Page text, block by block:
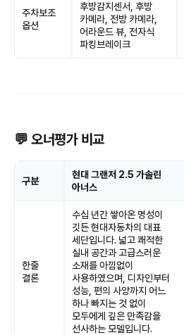
주차보조
옵션
후방감지센서, 후방
카메라, 전방 카메라,
어라운드 뷰, 전자식
파킹브레이크
💬 오너평가 비교
구분
현대 그랜저 2.5 가솔린
아너스
한줄
결론
수십 년간 쌓아온 명성이
깃든 현대자동차의 대표
세단입니다. 넓고 쾌적한
실내 공간과 고급스러운
소재를 아낌없이
사용하였으며, 디자인부터
성능, 편의 사양까지 어느
하나 빠지는 것 없이
모두에게 깊은 만족감을
선사하는 모델입니다.